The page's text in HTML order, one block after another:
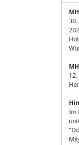
30.
H
Im